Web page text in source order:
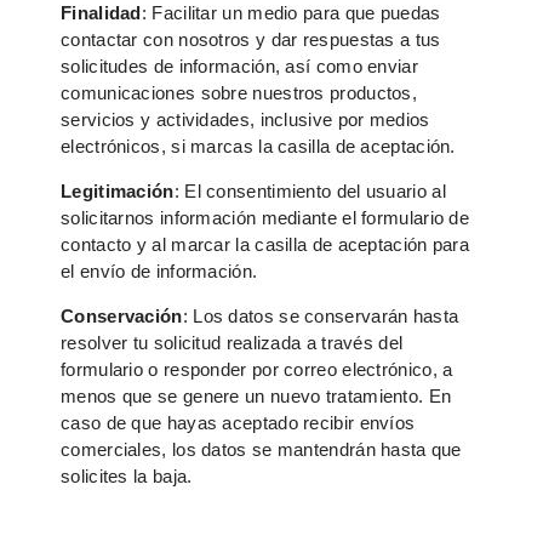
Finalidad: Facilitar un medio para que puedas
contactar con nosotros y dar respuestas a tus
solicitudes de información, así como enviar
comunicaciones sobre nuestros productos,
servicios y actividades, inclusive por medios
electrónicos, si marcas la casilla de aceptación.
Legitimación: El consentimiento del usuario al
solicitarnos información mediante el formulario de
contacto y al marcar la casilla de aceptación para
el envío de información.
Conservación: Los datos se conservarán hasta
resolver tu solicitud realizada a través del
formulario o responder por correo electrónico, a
menos que se genere un nuevo tratamiento. En
caso de que hayas aceptado recibir envíos
comerciales, los datos se mantendrán hasta que
solicites la baja.